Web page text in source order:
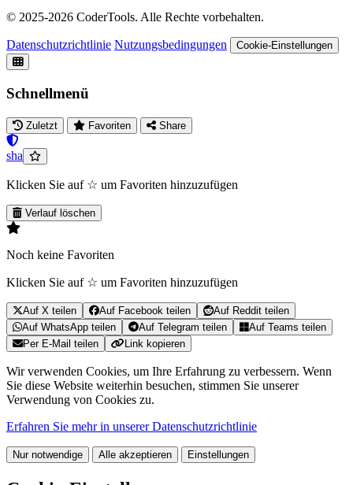
© 2025-2026 CoderTools. Alle Rechte vorbehalten.
Datenschutzrichtlinie Nutzungsbedingungen Cookie-Einstellungen
Schnellmenü
Zuletzt Favoriten Share
sha
Klicken Sie auf ☆ um Favoriten hinzuzufügen
Verlauf löschen
Noch keine Favoriten
Klicken Sie auf ☆ um Favoriten hinzuzufügen
Auf X teilen Auf Facebook teilen
Auf Reddit teilen
Auf WhatsApp teilen
Auf Telegram teilen
Auf Teams teilen
Per E-Mail teilen
Link kopieren
Wir verwenden Cookies, um Ihre Erfahrung zu verbessern. Wenn
Sie diese Website weiterhin besuchen, stimmen Sie unserer
Verwendung von Cookies zu.
Erfahren Sie mehr in unserer Datenschutzrichtlinie
Nur notwendige Alle akzeptieren Einstellungen